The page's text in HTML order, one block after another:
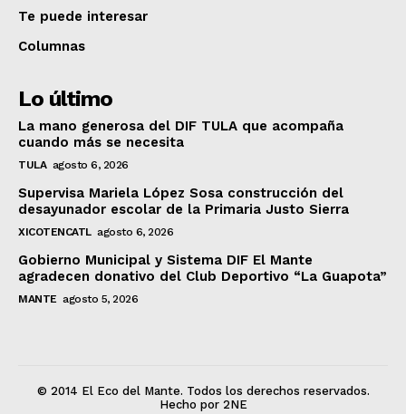
Te puede interesar
Columnas
Lo último
La mano generosa del DIF TULA que acompaña
cuando más se necesita
TULA agosto 6, 2026
Supervisa Mariela López Sosa construcción del
desayunador escolar de la Primaria Justo Sierra
XICOTENCATL agosto 6, 2026
Gobierno Municipal y Sistema DIF El Mante
agradecen donativo del Club Deportivo “La Guapota”
MANTE agosto 5, 2026
© 2014 El Eco del Mante. Todos los derechos reservados.
Hecho por 2NE